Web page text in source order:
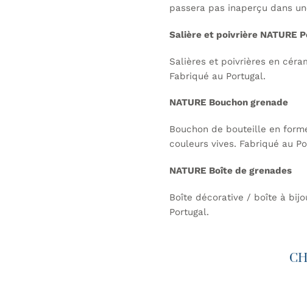
passera pas inaperçu dans
Salière et poivrière NATURE
Salières et poivrières en
Fabriqué au Portugal.
NATURE Bouchon grenade
Bouchon de bouteille en
couleurs vives. Fabriqué au
NATURE Boîte de grenades
Boîte décorative / boîte à
Portugal.